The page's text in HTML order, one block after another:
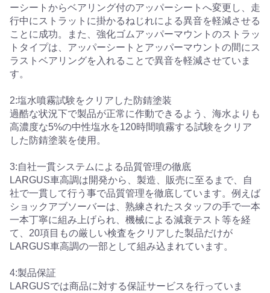
ーシートからベアリング付のアッパーシートへ変更し、走
行中にストラットに掛かるねじれによる異音を軽減させる
ことに成功。また、強化ゴムアッパーマウントのストラッ
トタイプは、アッパーシートとアッパーマウントの間にス
ラストベアリングを入れることで異音を軽減させていま
す。
2:塩水噴霧試験をクリアした防錆塗装
過酷な状況下で製品が正常に作動できるよう、海水よりも
高濃度な5%の中性塩水を120時間噴霧する試験をクリア
した防錆塗装を使用。
3:自社一貫システムによる品質管理の徹底
LARGUS車高調は開発から、製造、販売に至るまで、自
社で一貫して行う事で品質管理を徹底しています。例えば
ショックアブソーバーは、熟練されたスタッフの手で一本
一本丁寧に組み上げられ、機械による減衰テスト等を経
て、20項目もの厳しい検査をクリアした製品だけが
LARGUS車高調の一部として組み込まれています。
4:製品保証
LARGUSでは商品に対する保証サービスを行っていま